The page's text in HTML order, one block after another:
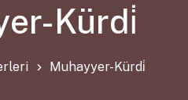
Kürdi̇
Muhayyer-Kürdi̇